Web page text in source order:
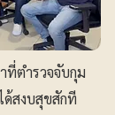
ที่ตำรวจจับกุม
ด้สงบสุขสักที